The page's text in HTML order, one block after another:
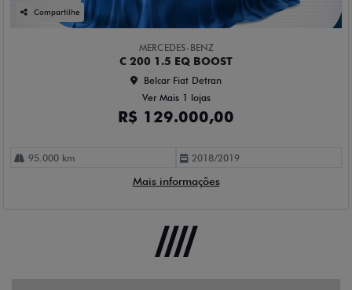
Compartilhe
MERCEDES-BENZ
C 200 1.5 EQ BOOST
Belcar Fiat Detran
Ver Mais 1 lojas
R$ 129.000,00
95.000 km 2018/2019
Mais informações